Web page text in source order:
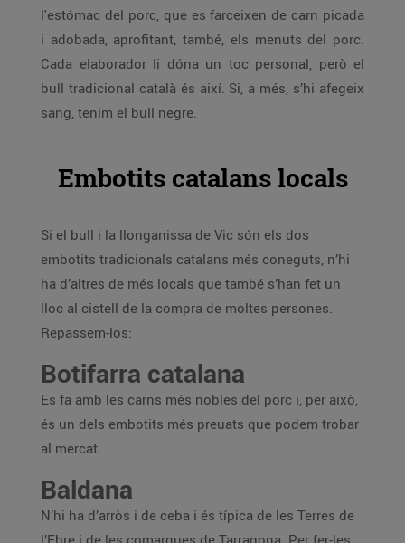
l'estómac del porc, que es farceixen de carn picada
i adobada, aprofitant, també, els menuts del porc.
Cada elaborador li dóna un toc personal, però el
bull tradicional català és així. Si, a més, s’hi afegeix
sang, tenim el bull negre.
Embotits catalans locals
Si el bull i la llonganissa de Vic són els dos
embotits tradicionals catalans més coneguts, n’hi
ha d’altres de més locals que també s’han fet un
lloc al cistell de la compra de moltes persones.
Repassem-los:
Botifarra catalana
Es fa amb les carns més nobles del porc i, per això,
és un dels embotits més preuats que podem trobar
al mercat.
Baldana
N’hi ha d’arròs i de ceba i és típica de les Terres de
l’Ebre i de les comarques de Tarragona. Per fer-les,